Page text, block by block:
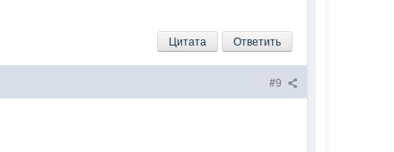
Ответить
Цитата
#9